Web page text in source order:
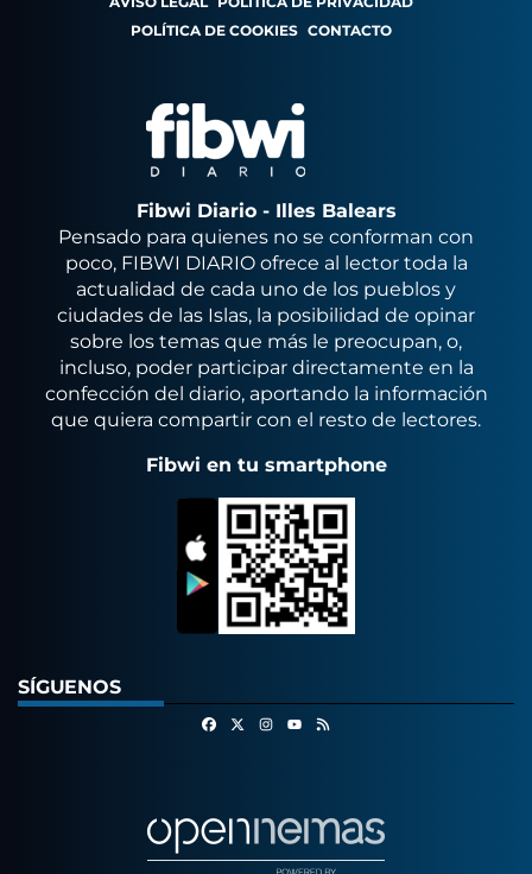
POLÍTICA DE COOKIES CONTACTO
Fibwi Diario - Illes Balears
Pensado para quienes no se conforman con
poco, FIBWI DIARIO ofrece al lector toda la
actualidad de cada uno de los pueblos y
ciudades de las Islas, la posibilidad de opinar
sobre los temas que más le preocupan, o,
incluso, poder participar directamente en la
confección del diario, aportando la información
que quiera compartir con el resto de lectores.
Fibwi en tu smartphone
SÍGUENOS
FacebookInstagram